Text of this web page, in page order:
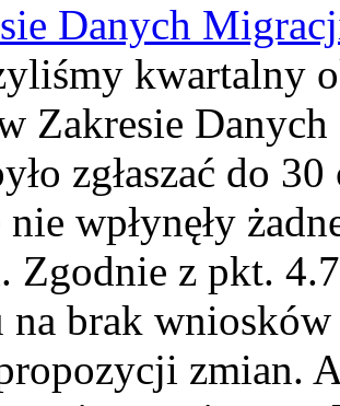
Danych
kwartalny
Zakresie
zgłaszać do
wpłynęły
Zgodnie z pkt.
na brak
zmian.